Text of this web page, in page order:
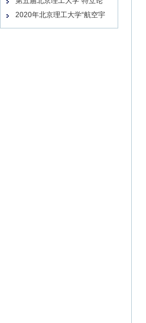
坛”─...
2020年北京理工大学“航空宇
航...